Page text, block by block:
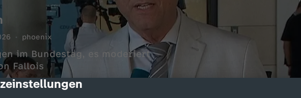
phoenix
im Bundestag, es moderiert
Fallois